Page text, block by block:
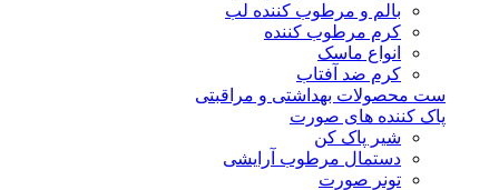
بالم و مرطوب کننده لب
کرم مرطوب کننده
انواع ماسک
کرم ضد آفتاب
ست محصولات بهداشتی و مراقبتی
پاک کننده های صورت
شیر پاک کن
دستمال مرطوب آرایشی
تونر صورت